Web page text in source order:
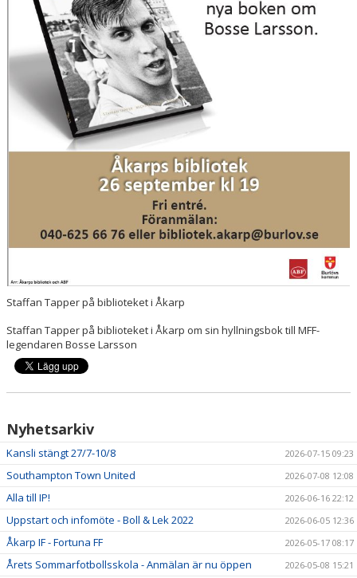
Staffan Tapper på biblioteket i Åkarp
Staffan Tapper på biblioteket i Åkarp om sin hyllningsbok till MFF-
legendaren Bosse Larsson
Nyhetsarkiv
Kansli stängt 27/7-10/8 2026-07-15 09:23
Southampton Town United 2026-07-08 12:08
Alla till IP! 2026-06-16 22:12
Uppstart och infomöte - Boll & Lek 2022 2026-06-05 12:36
Åkarp IF - Fortuna FF 2026-05-17 08:17
Årets Sommarfotbollsskola - Anmälan är nu öppen 2026-05-08 15:21